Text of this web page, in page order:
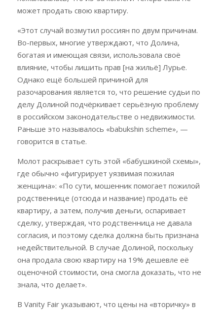
может продать свою квартиру.
«Этот случай возмутил россиян по двум причинам.
Во-первых, многие утверждают, что Долина,
богатая и имеющая связи, использовала своё
влияние, чтобы лишить прав [на жильё] Лурье.
Однако ещё большей причиной для
разочарования является то, что решение судьи по
делу Долиной подчёркивает серьёзную проблему
в российском законодательстве о недвижимости.
Раньше это называлось «babukshin scheme», —
говорится в статье.
Молот раскрывает суть этой «бабушкиной схемы»,
где обычно «фигурирует уязвимая пожилая
женщина»: «По сути, мошенник помогает пожилой
родственнице (отсюда и название) продать её
квартиру, а затем, получив деньги, оспаривает
сделку, утверждая, что родственница не давала
согласия, и поэтому сделка должна быть признана
недействительной. В случае Долиной, поскольку
она продала свою квартиру на 19% дешевле её
оценочной стоимости, она смогла доказать, что не
знала, что делает».
В Vanity Fair указывают, что цены на «вторичку» в